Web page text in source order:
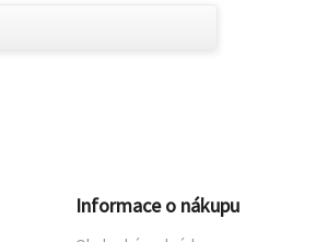
Informace o nákupu